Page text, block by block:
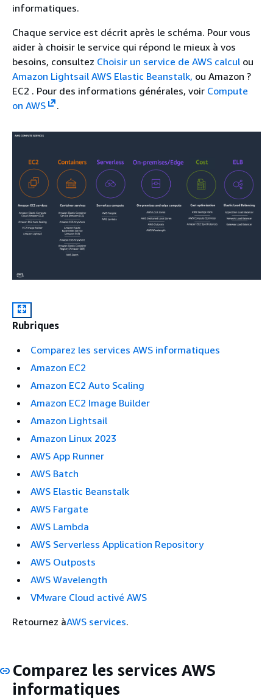
informatiques.
Chaque service est décrit après le schéma. Pour vous
aider à choisir le service qui répond le mieux à vos
besoins, consultez Choisir un service de AWS calcul ou
Amazon Lightsail AWS Elastic Beanstalk, ou Amazon ?
EC2 . Pour des informations générales, voir Compute
on AWS
.
Rubriques
Comparez les services AWS informatiques
Amazon EC2
Amazon EC2 Auto Scaling
Amazon EC2 Image Builder
Amazon Lightsail
Amazon Linux 2023
AWS App Runner
AWS Batch
AWS Elastic Beanstalk
AWS Fargate
AWS Lambda
AWS Serverless Application Repository
AWS Outposts
AWS Wavelength
VMware Cloud activé AWS
Retournez àAWS services.
Comparez les services AWS
informatiques